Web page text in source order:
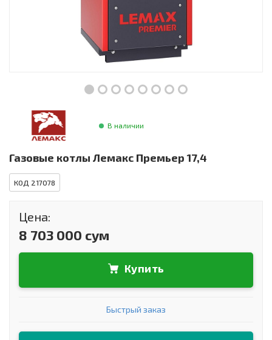
Сантехника В наличии
Газовые котлы Лемакс Премьер 17,4
КОД 217078
Цена:
8 703 000 сум
Купить
Быстрый заказ